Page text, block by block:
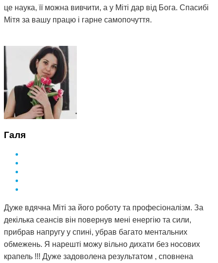
це наука, її можна вивчити, а у Міті дар від Бога. Спасибі
Мітя за вашу працю і гарне самопочуття.
Галя
Дуже вдячна Міті за його роботу та професіоналізм. За
декілька сеансів він повернув мені енергію та сили,
прибрав напругу у спині, убрав багато ментальних
обмежень. Я нарешті можу вільно дихати без носових
крапель !!! Дуже задоволена результатом , сповнена